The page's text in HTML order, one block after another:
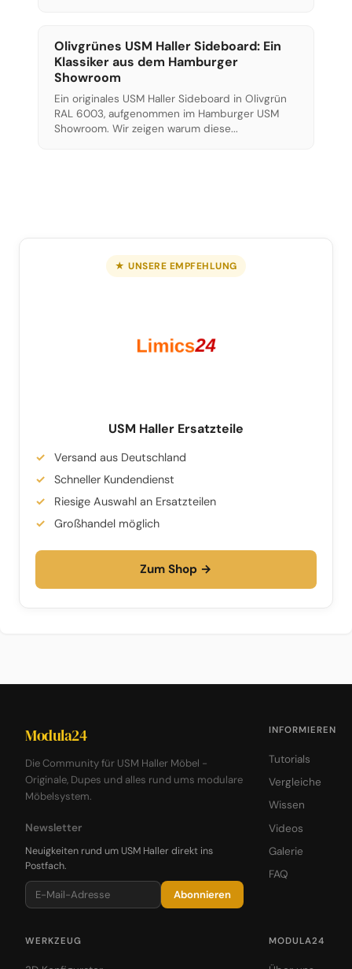
Olivgrünes USM Haller Sideboard: Ein
Klassiker aus dem Hamburger
Showroom
Ein originales USM Haller Sideboard in Olivgrün
RAL 6003, aufgenommen im Hamburger USM
Showroom. Wir zeigen warum diese...
★ UNSERE EMPFEHLUNG
USM Haller Ersatzteile
Versand aus Deutschland
Schneller Kundendienst
Riesige Auswahl an Ersatzteilen
Großhandel möglich
Zum Shop →
Modula24
Die Community für USM Haller Möbel -
Originale, Dupes und alles rund ums modulare
Möbelsystem.
Newsletter
Neuigkeiten rund um USM Haller direkt ins
Postfach.
Abonnieren
INFORMIEREN
Tutorials
Vergleiche
Wissen
Videos
Galerie
FAQ
WERKZEUG MODULA24